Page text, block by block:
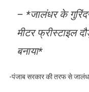
के
सिंह
नाम
– *जालंधर के
मीटर फ्रीस्टाइल
बनाया*
-पंजाब सरकार की तरफ से